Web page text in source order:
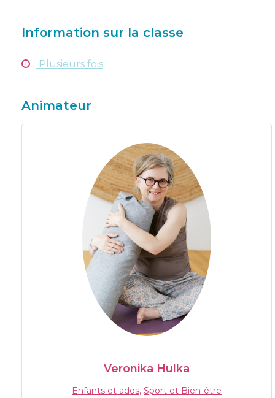
Information sur la classe
Plusieurs fois
Animateur
Veronika Hulka
Enfants et ados, Sport et Bien-être